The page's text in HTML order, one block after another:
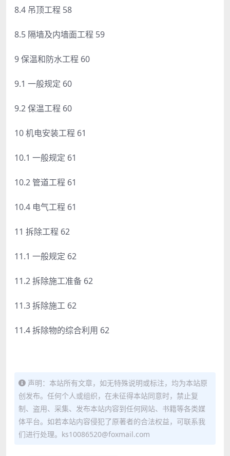
8.4 吊顶工程 58
8.5 隔墙及内墙面工程 59
9 保温和防水工程 60
9.1 一般规定 60
9.2 保温工程 60
10 机电安装工程 61
10.1 一般规定 61
10.2 管道工程 61
10.4 电气工程 61
11 拆除工程 62
11.1 一般规定 62
11.2 拆除施工准备 62
11.3 拆除施工 62
11.4 拆除物的综合利用 62
声明：本站所有文章，如无特殊说明或标注，均为本站原
创发布。任何个人或组织，在未征得本站同意时，禁止复
制、盗用、采集、发布本站内容到任何网站、书籍等各类媒
体平台。如若本站内容侵犯了原著者的合法权益，可联系我
们进行处理。ks10086520@foxmail.com